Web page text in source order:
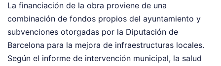
La financiación de la obra proviene de una
combinación de fondos propios del ayuntamiento y
subvenciones otorgadas por la Diputación de
Barcelona para la mejora de infraestructuras locales.
Según el informe de intervención municipal, la salud